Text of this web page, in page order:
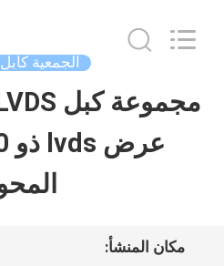
المنزل
فيديوهات
الجمعية كابل LVDS
مكان المنشأ: